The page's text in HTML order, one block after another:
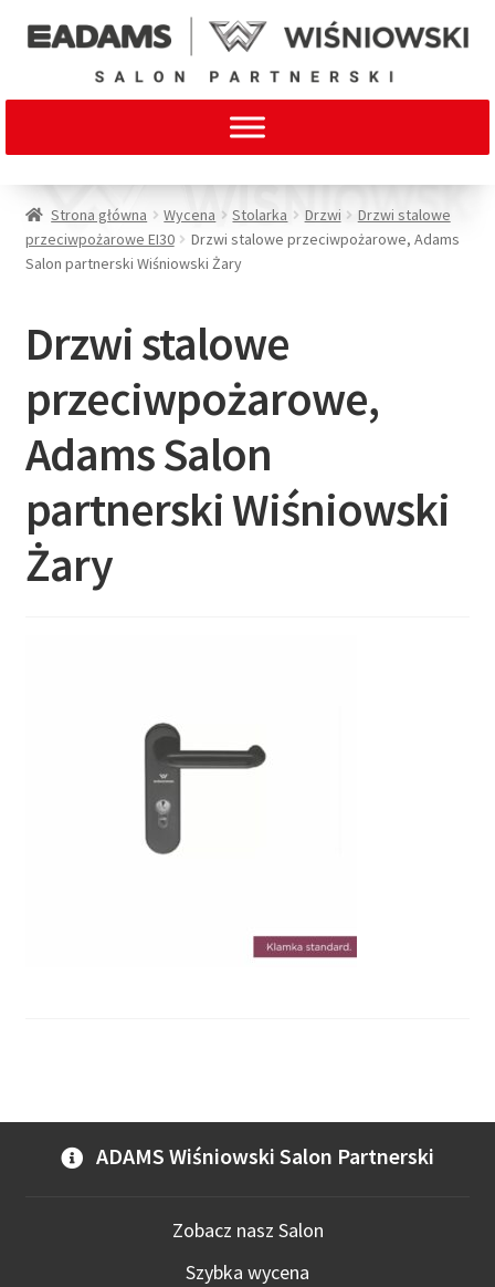
Strona główna Wycena Stolarka Drzwi
Drzwi stalowe
przeciwpożarowe EI30
Drzwi stalowe przeciwpożarowe, Adams
Salon partnerski Wiśniowski Żary
Drzwi stalowe
przeciwpożarowe,
Adams Salon
partnerski Wiśniowski
Żary
ADAMS Wiśniowski Salon Partnerski
Zobacz nasz Salon
Szybka wycena